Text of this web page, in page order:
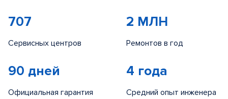
707
Сервисных центров
2 МЛН
Ремонтов в год
90 дней
Официальная гарантия
4 года
Средний опыт инженера